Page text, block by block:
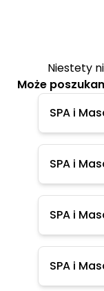
Niestety
Może
SPA i
SPA i
SPA i
SPA i